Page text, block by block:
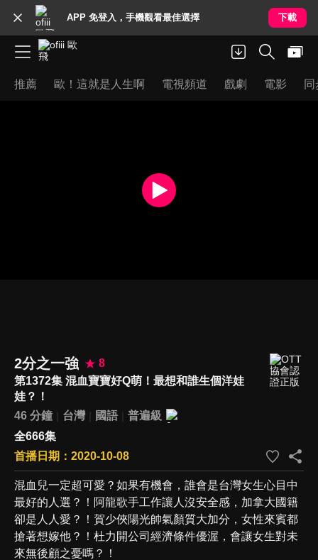
APP 免登入，手機觀看最佳選擇 下載
推薦 歐！這就是人生啊 電視頻道 戲劇 電影
2分之一強
8
第1372集 混血寶寶好Q萌！最想和誰生個洋娃
娃？！
46 分鐘
台灣 國語
普遍級
全666集
首播日期：2020-10-08
混血兒一定超可愛？如果有機會，誰會是台灣女生心目中
最好的人選？！阿龍歌手工作讓人沒安全感，加拿大國籍
卻是人人愛？！賀少俠陽光帥氣顏質大加分，女性來賓都
搶著想嫁他？！杜力開公司經濟條件優渥，會讓女生對未
來無後顧之憂嗎？！